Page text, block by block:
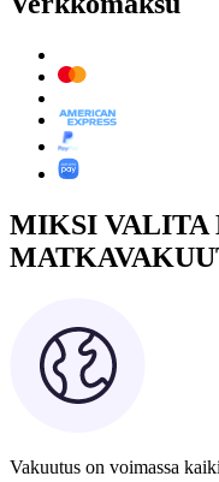
MIKSI VALITA
Vakuutus on voimassa